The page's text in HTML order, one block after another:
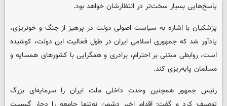
پاسخ‌هایی بسیار سخت‌تر در انتظارشان خواهد بود.
پزشکیان با اشاره به سیاست اصولی دولت در پرهیز از جنگ و خونریزی،
یادآور شد که جمهوری اسلامی ایران در طول فعالیت این دولت، کوشیده
است، روابطی مبتنی بر احترام، برادری و همگرایی با کشورهای همسایه و
مسلمان پایه‌ریزی کند.
رئیس جمهور همچنین وحدت داخلی ملت ایران را سرمایه‌ای بزرگ